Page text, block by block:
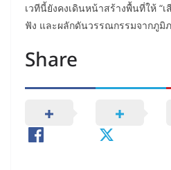
เวทีนี้ยังคงเดินหน้าสร้างพื้นที่ให้ “
ฟัง และผลักดันวรรณกรรมจากภูมิ
Share